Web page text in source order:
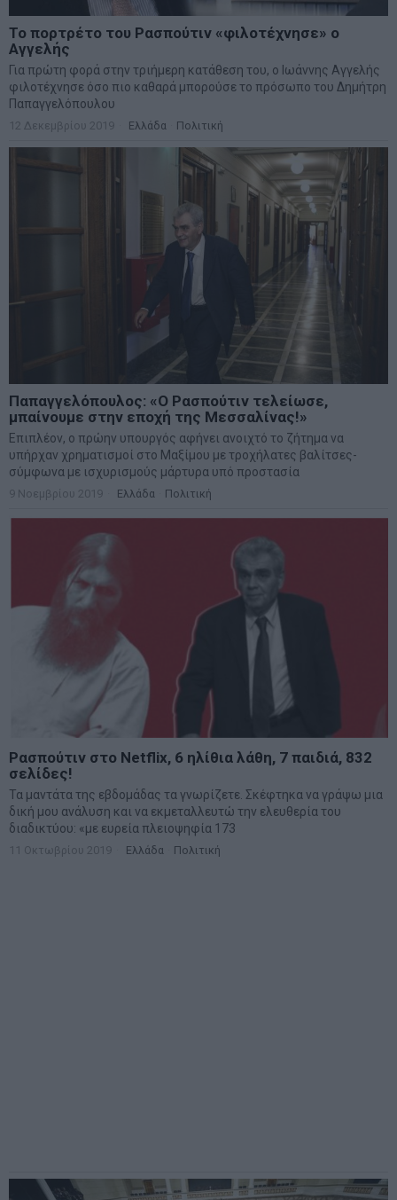
Το πορτρέτο του Ρασπούτιν «φιλοτέχνησε» ο
Αγγελής
Για πρώτη φορά στην τριήμερη κατάθεση του, ο Ιωάννης Αγγελής
φιλοτέχνησε όσο πιο καθαρά μπορούσε το πρόσωπο του Δημήτρη
Παπαγγελόπουλου
12 Δεκεμβρίου 2019 Ελλάδα Πολιτική
Παπαγγελόπουλος: «Ο Ρασπούτιν τελείωσε,
μπαίνουμε στην εποχή της Μεσσαλίνας!»
Επιπλέον, ο πρώην υπουργός αφήνει ανοιχτό το ζήτημα να
υπήρχαν χρηματισμοί στο Μαξίμου με τροχήλατες βαλίτσες-
σύμφωνα με ισχυρισμούς μάρτυρα υπό προστασία
9 Νοεμβρίου 2019 Ελλάδα Πολιτική
Ρασπούτιν στο Netflix, 6 ηλίθια λάθη, 7 παιδιά, 832
σελίδες!
Τα μαντάτα της εβδομάδας τα γνωρίζετε. Σκέφτηκα να γράψω μια
δική μου ανάλυση και να εκμεταλλευτώ την ελευθερία του
διαδικτύου: «με ευρεία πλειοψηφία 173
11 Οκτωβρίου 2019 Ελλάδα Πολιτική